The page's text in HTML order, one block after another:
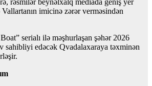
rəsmilər beynəlxalq mediada geniş yer
imicinə zərər verməsindən
serialı ilə məşhurlaşan şəhər 2026
sahibliyi edəcək Qvadalaxaraya təxminən